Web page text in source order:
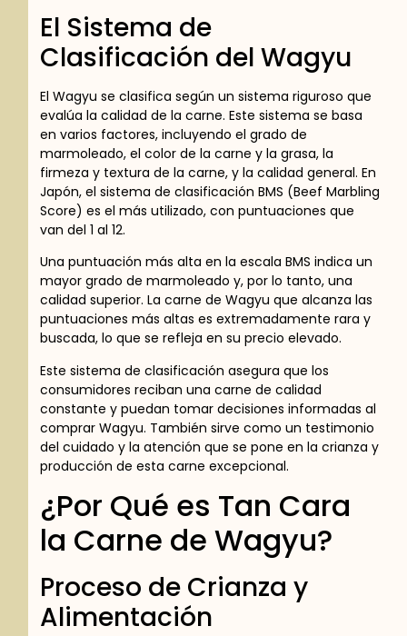
El Sistema de
Clasificación del Wagyu
El Wagyu se clasifica según un sistema riguroso que
evalúa la calidad de la carne. Este sistema se basa
en varios factores, incluyendo el grado de
marmoleado, el color de la carne y la grasa, la
firmeza y textura de la carne, y la calidad general. En
Japón, el sistema de clasificación BMS (Beef Marbling
Score) es el más utilizado, con puntuaciones que
van del 1 al 12.
Una puntuación más alta en la escala BMS indica un
mayor grado de marmoleado y, por lo tanto, una
calidad superior. La carne de Wagyu que alcanza las
puntuaciones más altas es extremadamente rara y
buscada, lo que se refleja en su precio elevado.
Este sistema de clasificación asegura que los
consumidores reciban una carne de calidad
constante y puedan tomar decisiones informadas al
comprar Wagyu. También sirve como un testimonio
del cuidado y la atención que se pone en la crianza y
producción de esta carne excepcional.
¿Por Qué es Tan Cara
la Carne de Wagyu?
Proceso de Crianza y
Alimentación